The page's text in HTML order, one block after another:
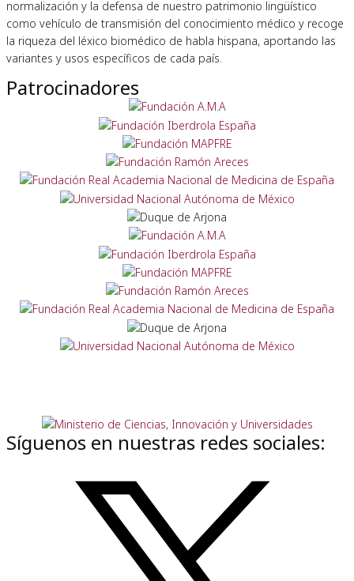
normalización y la defensa de nuestro patrimonio lingüístico
como vehículo de transmisión del conocimiento médico y recoge
la riqueza del léxico biomédico de habla hispana, aportando las
variantes y usos específicos de cada país.
Patrocinadores
Síguenos en nuestras redes sociales: